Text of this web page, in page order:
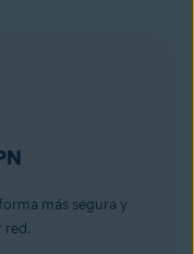
más segura y
red.